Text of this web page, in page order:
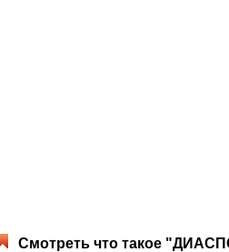
Смотреть что такое